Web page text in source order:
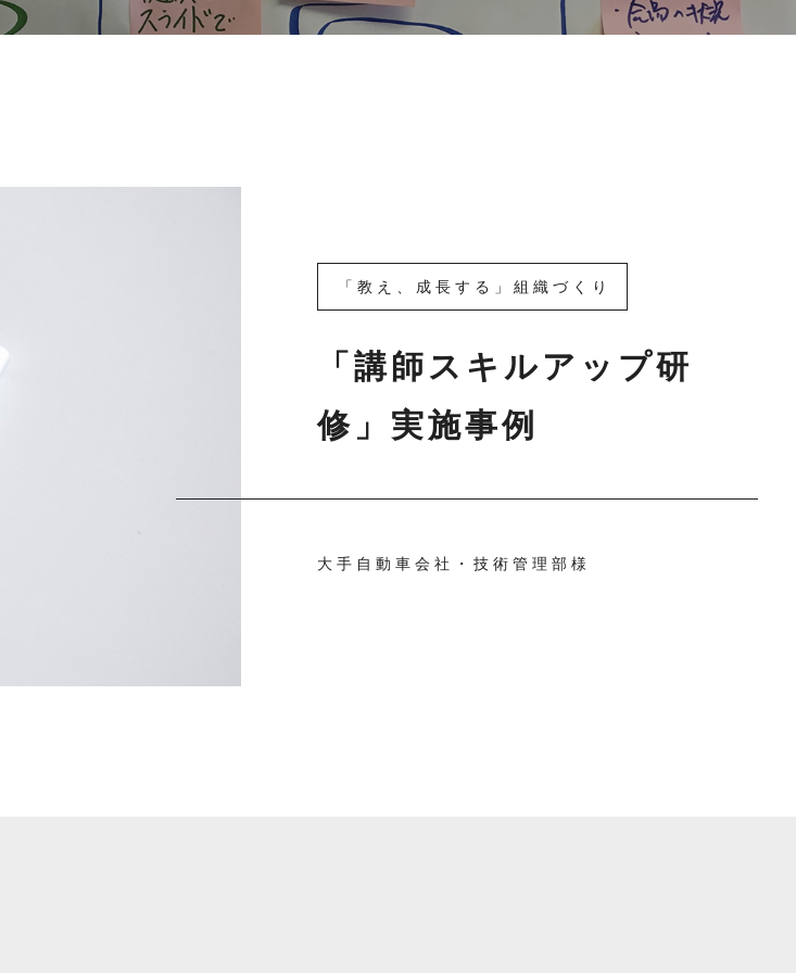
「教え、成長する」組織づくり
「講師スキルアップ研
修」実施事例
大手自動車会社・技術管理部様